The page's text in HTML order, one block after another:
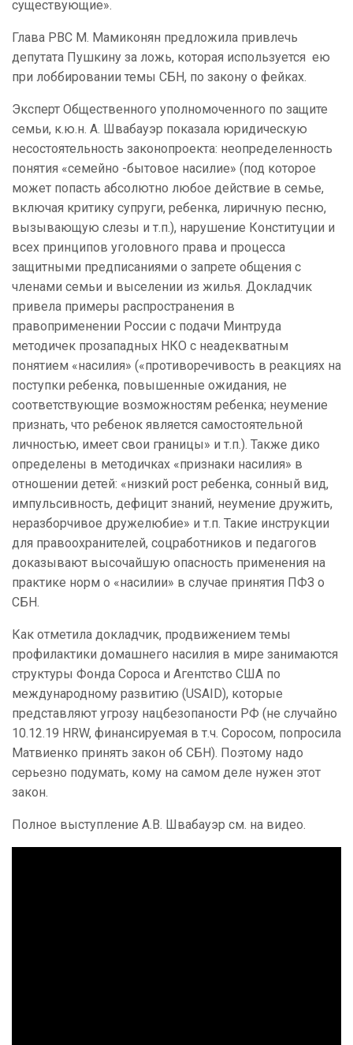
существующие».
Глава РВС М. Мамиконян предложила привлечь
депутата Пушкину за ложь, которая используется ею
при лоббировании темы СБН, по закону о фейках.
Эксперт Общественного уполномоченного по защите
семьи, к.ю.н. А. Швабауэр показала юридическую
несостоятельность законопроекта: неопределенность
понятия «семейно -бытовое насилие» (под которое
может попасть абсолютно любое действие в семье,
включая критику супруги, ребенка, лиричную песню,
вызывающую слезы и т.п.), нарушение Конституции и
всех принципов уголовного права и процесса
защитными предписаниями о запрете общения с
членами семьи и выселении из жилья. Докладчик
привела примеры распространения в
правоприменении России с подачи Минтруда
методичек прозападных НКО с неадекватным
понятием «насилия» («противоречивость в реакциях на
поступки ребенка, повышенные ожидания, не
соответствующие возможностям ребенка; неумение
признать, что ребенок является самостоятельной
личностью, имеет свои границы» и т.п.). Также дико
определены в методичках «признаки насилия» в
отношении детей: «низкий рост ребенка, сонный вид,
импульсивность, дефицит знаний, неумение дружить,
неразборчивое дружелюбие» и т.п. Такие инструкции
для правоохранителей, соцработников и педагогов
доказывают высочайшую опасность применения на
практике норм о «насилии» в случае принятия ПФЗ о
СБН.
Как отметила докладчик, продвижением темы
профилактики домашнего насилия в мире занимаются
структуры Фонда Сороса и Агентство США по
международному развитию (USAID), которые
представляют угрозу нацбезопаности РФ (не случайно
10.12.19 HRW, финансируемая в т.ч. Соросом, попросила
Матвиенко принять закон об СБН). Поэтому надо
серьезно подумать, кому на самом деле нужен этот
закон.
Полное выступление А.В. Швабауэр см. на видео.